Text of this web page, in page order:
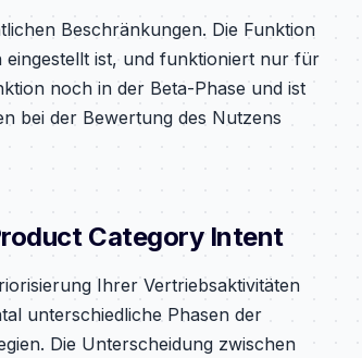
Beschränkungen. Die Funktion
ist, und funktioniert nur für
noch in der Beta-Phase und ist
bei der Bewertung des Nutzens
Category Intent
Ihrer Vertriebsaktivitäten
unterschiedliche Phasen der
Die Unterscheidung zwischen